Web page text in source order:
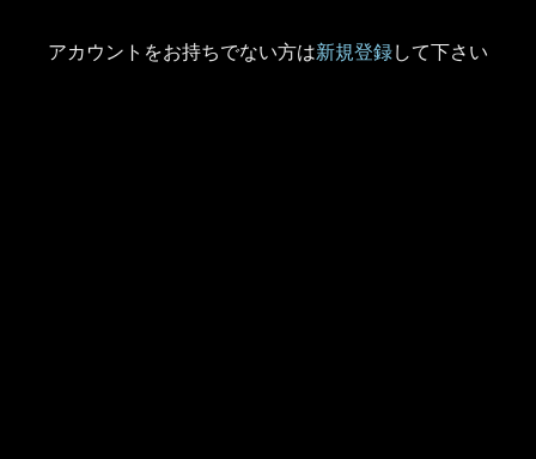
アカウントをお持ちでない方は新規登録して下さい